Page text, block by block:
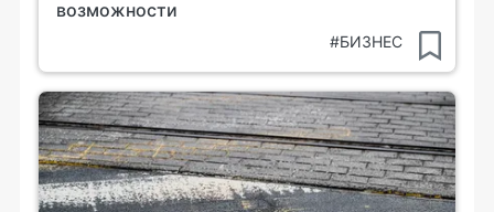
возможности
#БИЗНЕС